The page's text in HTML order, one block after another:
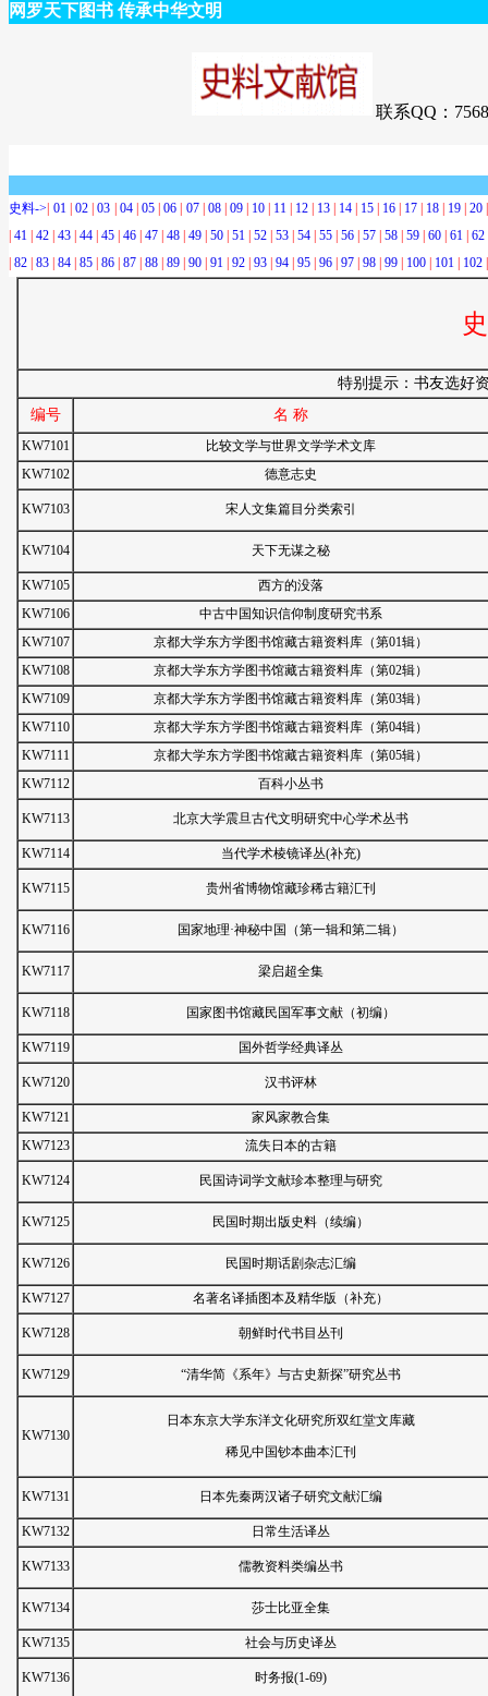
网罗天下图书 传承中华文明
联系QQ：
史料-> 01 02 03 04 05 06 07 08 09 10 11 12 13 14 15 16 17 18 19 20
41 42 43 44 45 46 47 48 49 50 51 52 53 54 55 56 57 58 59 60 61 62
82 83 84 85 86 87 88 89 90 91 92 93 94 95 96 97 98 99 100 101 102
特别提示：书友选好
编号
名 称
KW7101
比较文学与世界文学学术文库
KW7102
德意志史
KW7103 宋人文集篇目分类索引
KW7104 天下无谋之秘
KW7105
西方的没落
KW7106
中古中国知识信仰制度研究书系
KW7107
京都大学东方学图书馆藏古籍资料库（第01辑）
KW7108
京都大学东方学图书馆藏古籍资料库（第02辑）
KW7109
京都大学东方学图书馆藏古籍资料库（第03辑）
KW7110
京都大学东方学图书馆藏古籍资料库（第04辑）
KW7111
京都大学东方学图书馆藏古籍资料库（第05辑）
KW7112
百科小丛书
KW7113 北京大学震旦古代文明研究中心学术丛书
KW7114 当代学术棱镜译丛(补充)
KW7115 贵州省博物馆藏珍稀古籍汇刊
KW7116 国家地理·神秘中国（第一辑和第二辑）
KW7117 梁启超全集
KW7118 国家图书馆藏民国军事文献（初编）
KW7119 国外哲学经典译丛
KW7120 汉书评林
KW7121
家风家教合集
KW7123
流失日本的古籍
KW7124 民国诗词学文献珍本整理与研究
KW7125 民国时期出版史料（续编）
KW7126 民国时期话剧杂志汇编
KW7127 名著名译插图本及精华版（补充）
KW7128 朝鲜时代书目丛刊
KW7129 “清华简《系年》与古史新探”研究丛书
KW7130
日本东京大学东洋文化研究所双红堂文库藏
稀见中国钞本曲本汇刊
KW7131 日本先秦两汉诸子研究文献汇编
KW7132 日常生活译丛
KW7133 儒教资料类编丛书
KW7134 莎士比亚全集
KW7135 社会与历史译丛
KW7136 时务报(1-69)